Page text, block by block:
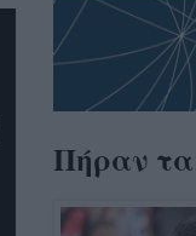
Πήραν